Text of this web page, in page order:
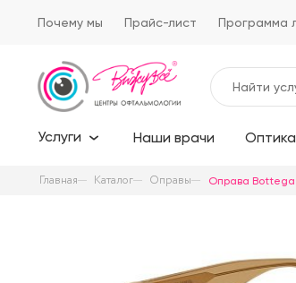
Почему мы Прайс-лист Программа
Услуги Наши врачи Оптика
Главная Каталог Оправы Оправа Bottega